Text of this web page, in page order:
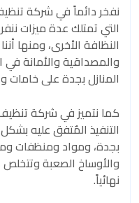
نفخر دائماً في شركة
التي تمتلك عدة ميزات
النظافة الأخرى، ومنها
والمصداقية والأمانة
المنازل بجدة على
كما نتميز في شركة تنظيف
التنفيذ المٌتفق عليه
بجدة، ومواد ومنظفات
والأوساخ الصعبة
نهائياً.